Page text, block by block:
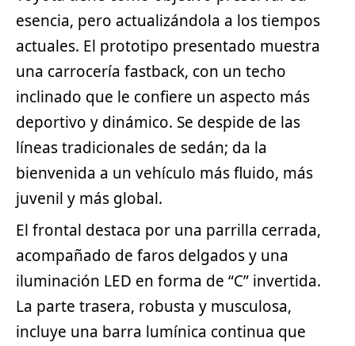
esencia, pero actualizándola a los tiempos
actuales. El prototipo presentado muestra
una carrocería fastback, con un techo
inclinado que le confiere un aspecto más
deportivo y dinámico. Se despide de las
líneas tradicionales de sedán; da la
bienvenida a un vehículo más fluido, más
juvenil y más global.
El frontal destaca por una parrilla cerrada,
acompañado de faros delgados y una
iluminación LED en forma de “C” invertida.
La parte trasera, robusta y musculosa,
incluye una barra lumínica continua que